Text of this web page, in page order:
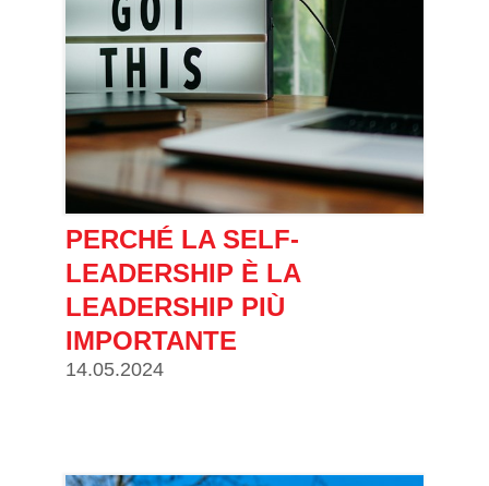
PERCHÉ LA SELF-
LEADERSHIP È LA
LEADERSHIP PIÙ
IMPORTANTE
14.05.2024